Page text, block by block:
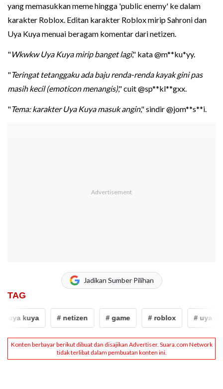
yang memasukkan meme hingga 'public enemy' ke dalam
karakter Roblox. Editan karakter Roblox mirip Sahroni dan
Uya Kuya menuai beragam komentar dari netizen.
"Wkwkw Uya Kuya mirip banget lagi," kata @m**ku*yy.
"Teringat tetanggaku ada baju renda-renda kayak gini pas
masih kecil (emoticon menangis)," cuit @sp**kl**gxx.
"Tema: karakter Uya Kuya masuk angin," sindir @jom**s**i.
Jadikan Sumber Pilihan
TAG
uya kuya # netizen # game # roblox # uya